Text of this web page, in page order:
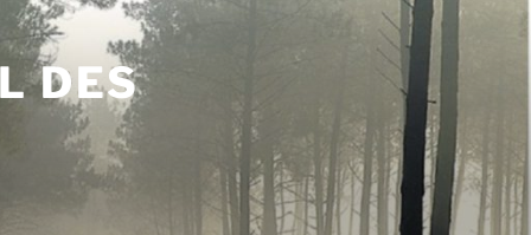
DES